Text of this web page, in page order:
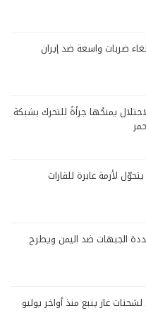
ضربات واسعة ضد إيران
يمنحُها جرأةً للتحرك بشبكة
لأزمة عابرة للقارات
الجبهات ضد اليمن ويطرح
غاز ينبع منذ أواخر يوليو